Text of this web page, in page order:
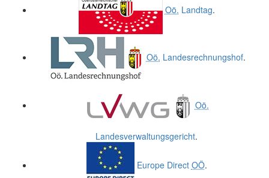
Oö. Landtag.
Oö. Landesrechnungshof.
Oö.
Landesverwaltungsgericht.
Europe Direct OÖ.